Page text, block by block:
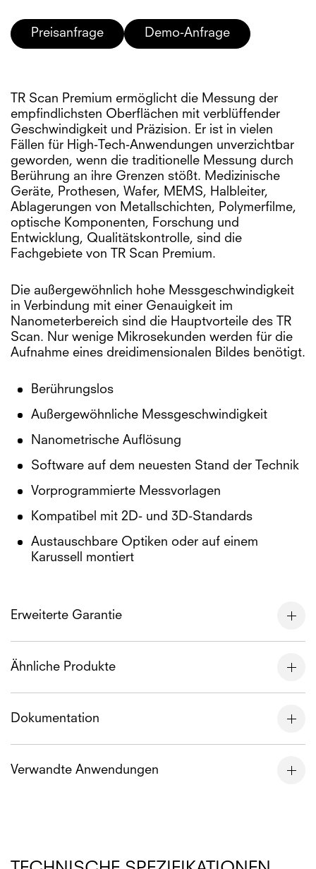
Preisanfrage Demo-Anfrage
TR Scan Premium ermöglicht die Messung der
empfindlichsten Oberflächen mit verblüffender
Geschwindigkeit und Präzision. Er ist in vielen
Fällen für High-Tech-Anwendungen unverzichtbar
geworden, wenn die traditionelle Messung durch
Berührung an ihre Grenzen stößt. Medizinische
Geräte, Prothesen, Wafer, MEMS, Halbleiter,
Ablagerungen von Metallschichten, Polymerfilme,
optische Komponenten, Forschung und
Entwicklung, Qualitätskontrolle, sind die
Fachgebiete von TR Scan Premium.
Die außergewöhnlich hohe Messgeschwindigkeit
in Verbindung mit einer Genauigkeit im
Nanometerbereich sind die Hauptvorteile des TR
Scan. Nur wenige Mikrosekunden werden für die
Aufnahme eines dreidimensionalen Bildes benötigt.
Berührungslos
Außergewöhnliche Messgeschwindigkeit
Nanometrische Auflösung
Software auf dem neuesten Stand der Technik
Vorprogrammierte Messvorlagen
Kompatibel mit 2D- und 3D-Standards
Austauschbare Optiken oder auf einem
Karussell montiert
Erweiterte Garantie
Ähnliche Produkte
Dokumentation
Verwandte Anwendungen